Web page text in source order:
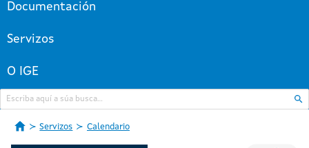
Documentación
Servizos
O IGE
Servizos Calendario